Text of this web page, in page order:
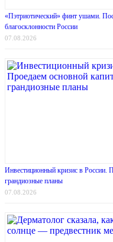
«Пэтриотический» финт ушами.
благосклонности России
07.08.2026
Инвестиционный кризис в России.
грандиозные планы
07.08.2026